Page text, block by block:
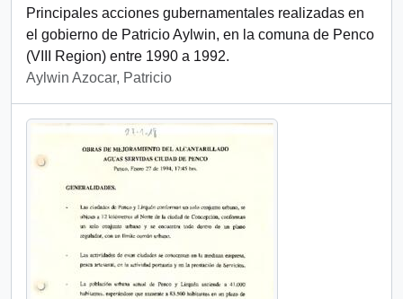
Principales acciones gubernamentales realizadas en
el gobierno de Patricio Aylwin, en la comuna de Penco
(VIII Region) entre 1990 a 1992.
Aylwin Azocar, Patricio